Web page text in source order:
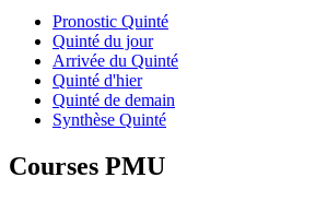
Pronostic Quinté
Quinté du jour
Arrivée du Quinté
Quinté d'hier
Quinté de demain
Synthèse Quinté
Courses PMU